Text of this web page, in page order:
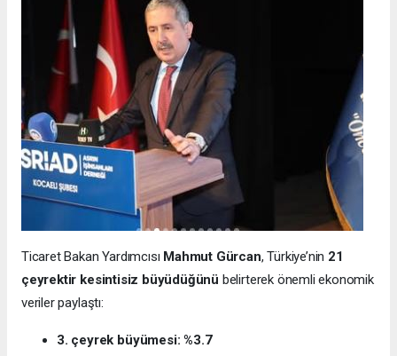
Ticaret Bakan Yardımcısı Mahmut Gürcan, Türkiye’nin 21
çeyrektir kesintisiz büyüdüğünü belirterek önemli ekonomik
veriler paylaştı:
3. çeyrek büyümesi: %3.7